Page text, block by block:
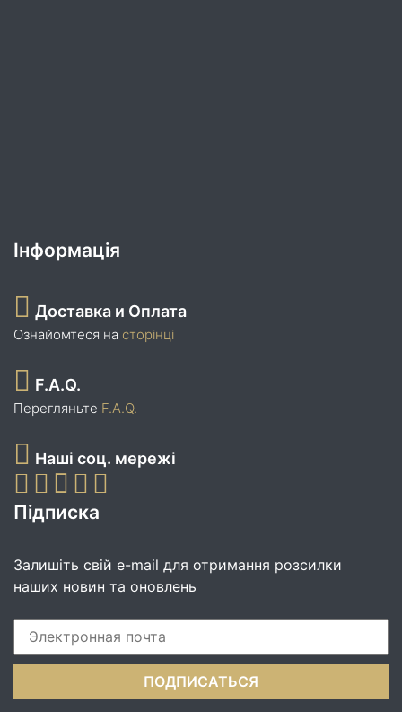
Інформація
Доставка и Оплата
Ознайомтеся на сторінці
F.A.Q.
Перегляньте F.A.Q.
Наші соц. мережі
Підписка
Залишіть свій e-mail для отримання розсилки
наших новин та оновлень